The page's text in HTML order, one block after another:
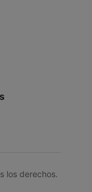
los derechos.